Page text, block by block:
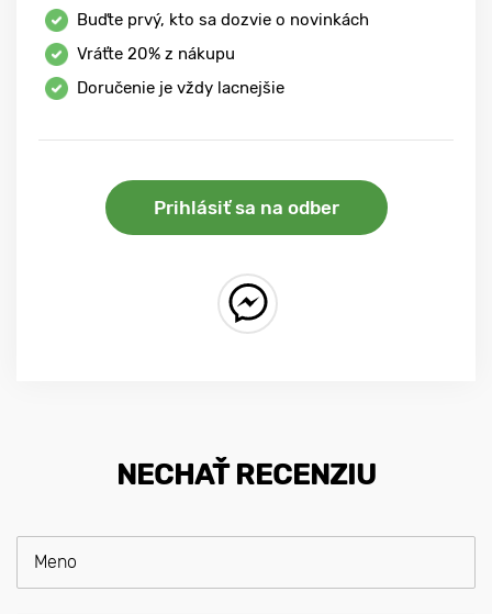
Buďte prvý, kto sa dozvie o novinkách
Vráťte 20% z nákupu
Doručenie je vždy lacnejšie
Prihlásiť sa na odber
NECHAŤ RECENZIU